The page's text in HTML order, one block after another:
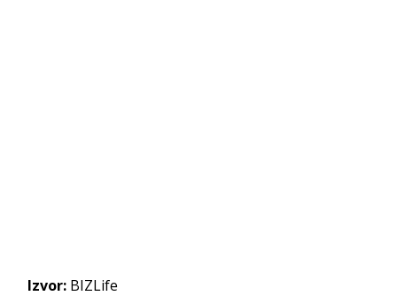
Izvor: BIZLife